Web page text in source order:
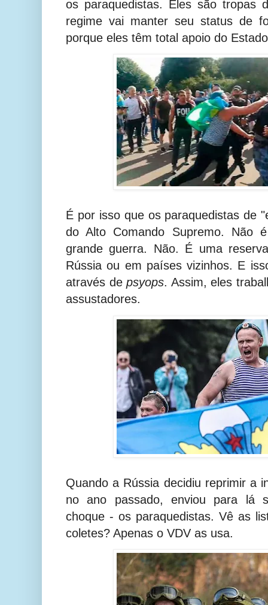
os paraquedistas. Eles são tropas
regime vai manter seu status de
porque eles têm total apoio do
É por isso que os paraquedistas de
do Alto Comando Supremo. Não
grande guerra. Não. É uma
Rússia ou em países vizinhos. E
através depsyops. Assim, eles
assustadores.
Quando a Rússia decidiu reprimir a
no ano passado, enviou para lá
choque - os paraquedistas. Vê as
coletes? Apenas o VDV as usa.